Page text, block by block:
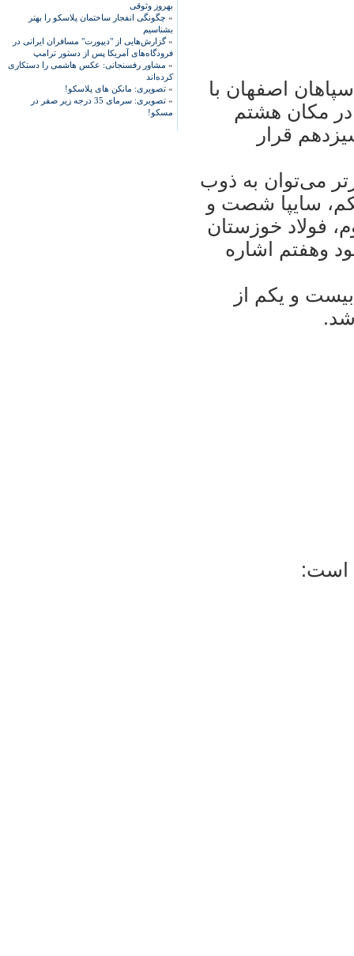
بهروز وثوقی
» چگونگی انفجار ساختمان پلاسکو را بهتر
بشناسیم
»گزارش‌هایی از "دیپورت" مسافران ایرانی در
فرودگاه‌های آمریکا پس از دستور ترامپ
» مشاور رفسنجانی: عکس هاشمی را دستکاری
کرده‌اند
» تصویری: مانکن های پلاسکو!
»
تصویری: سرمای 35 درجه زیر صفر در
مسکو!
اصفهان با
در مکان هشتم
قرار
حاضر در جمع ۱۰۰ تيم برتر می‌توان به ذوب
سايپا شصت و
فولاد خوزستان
وهفتم اشاره
و يکم از
است: